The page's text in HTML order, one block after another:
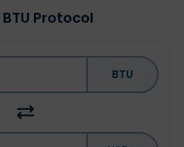
Protocol
BTU